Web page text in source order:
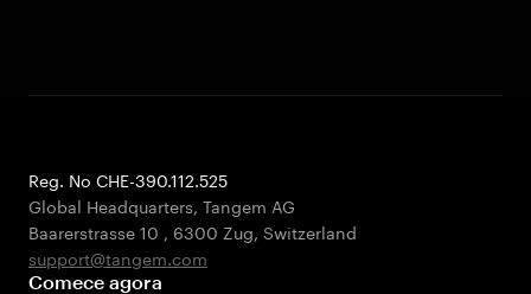
Reg. No CHE-390.112.525
Global Headquarters, Tangem AG
Baarerstrasse 10 , 6300 Zug, Switzerland
support@tangem.com
Comece agora